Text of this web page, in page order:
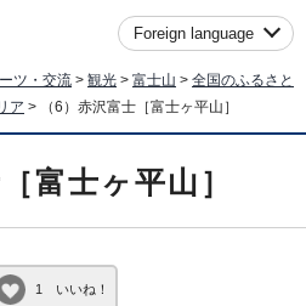
Foreign language
ツ・交流 > 観光 > 富士山 > 全国のふるさと
ア > （6）赤沢富士［富士ヶ平山］
富士ヶ平山］
1 いいね！